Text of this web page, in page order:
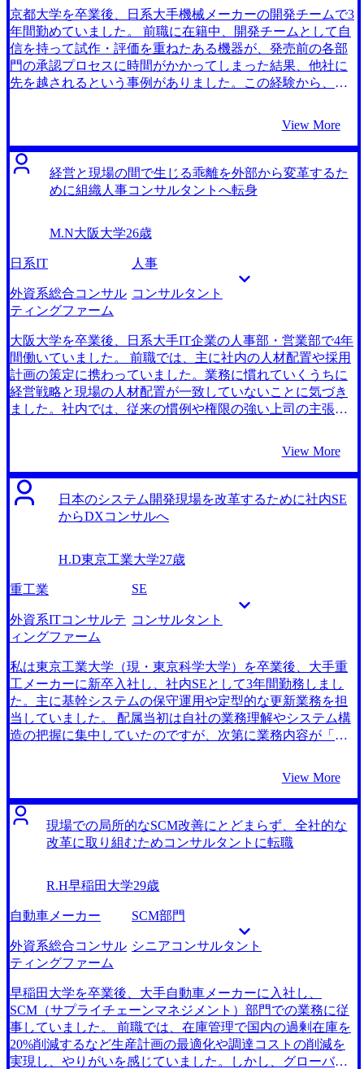
京都大学を卒業後、日系大手機械メーカーの開発チームで3
年間勤めていました。 前職に在籍中、開発チームとして自
信を持って試作・評価を重ねたある機器が、発売前の各部
門の承認プロセスに時間がかかってしまった結果、他社に
先を越されるという事例がありました。この経験から、製
になりました。 様々な商品が販売され淘汰されていく現代
では、よりスピード感を持った意思決定ができる環境が重
要だと痛感し、転職を意識するに至りました。 内部の開発
の立場から承認プロセスの変革を起こすことは難しいとい
サルタントという立場でもって、日本のメーカーの課題を
解決していきたいと考えました。また、実際に開発の現場
で働いていた経験を活かせる職種が良いという希望にも、
コンサルタントは当てはまっていました。 大手エージェン
ト1社とMyVisionさんの計2社です。 担当の峯岸さんはコン
の実績が豊富にあり、この人ならばと感じたからです。 峯
岸さんは、私の転職のきっかけや志向を真剣に聞いたうえ
で、様々なファームをいくつも提案してくださり、引き出
しの多さに驚きました。より多くの選択肢を持ったうえで
絞っていくことでより満足のいく転職ができると考え、
リア観を明確にすることができました。当初からなぜ同業
他社に転職するのではなく、コンサルタントになるのか？
という点が深掘りされるのではないかと予想していたので
すが、自分一人では誰もが納得できるような回答を用意す
ることができていませんでした。 峯岸さんと話す中で、や
し、日本産業の地位向上につなげられるのはコンサルタン
気持ちを伝えたことで、内定できたのだと思います。
MyVisionさんにお願いしたことで、自身が求める仕事や職
場環境を明確化したうえで、最も志向に合うファームを選
べたことです。これが満足いく転職ができた一番の要因で
はないかと思います。 感情を乗せて話すことが苦手だった
ので、初期からMyVisionさんとの面接対策に加えて、自身
で鏡などを使って表情を確認しながら練習しておくとよか
ったと思います。 転職前は年収550万円、転職後は年収650
万円となりました。
View More
経営と現場の間で生じる乖離を外部から変革するた
めに組織人事コンサルタントへ転身
M.N大阪大学26歳
日系IT 人事
外資系総合コンサル
ティングファーム
コンサルタント
大阪大学を卒業後、日系大手IT企業の人事部・営業部で4年
間働いていました。 前職では、主に社内の人材配置や採用
計画の策定に携わっていました。業務に慣れていくうちに
経営戦略と現場の人材配置が一致していないことに気づき
ました。社内では、従来の慣例や権限の強い上司の主張が
革を行うことはほとんどできず、業務への不満が蓄積され
転職を意識するようになりました。 コンサルティングファ
ームで働く友人から、コンサルという外部の立場からな
ら、経営戦略に即した組織人事制度に変革できる可能性が
や硬直した組織文化に向き合っていた経験を活かし、外部
の社内事情に囚われすぎることのない立場から変革を進め
たいと思いました。また、外資系ならではのファーム内の
柔軟な組織運営にも学びがあるのではないかと考えまし
た。 MyVisionさん1社のみです。 担当の峯岸さんは、コン
希望にマッチするポジションをご提案いただけたからで
す。峯岸さんの具体的な転職活動やファームの説明を踏ま
えて、他社のお話は聞かずMyVisionさんにお願いすること
にしました。 相談などがあって連絡した際、すぐに返信を
頂けたので非常に安心して頼ることができました。前職の
私一人で転職活動をしていたらきっと前職と両立できてい
なかったと思います。ありがとうございました。 峯岸さん
とケース面接の練習を積めたことです。人事だったことも
あり、ビヘイビア面接には自信がありましたが、ケース面
接は初めてで不安でしたが、一対一でフィードバックをも
回答できるようになりました。 自信があったとはいえ、ビ
ったかもしれません。 転職前は年収650万円、転職後は年収
720万円となりました。
View More
日本のシステム開発現場を改革するために社内SE
からDXコンサルへ
H.D東京工業大学27歳
重工業 SE
外資系ITコンサルテ
ィングファーム
コンサルタント
私は東京工業大学（現・東京科学大学）を卒業後、大手重
工メーカーに新卒入社し、社内SEとして3年間勤務しまし
た。主に基幹システムの保守運用や定型的な更新業務を担
当していました。 配属当初は自社の業務理解やシステム構
造の把握に集中していたのですが、次第に業務内容が「現
り使いやすい機能を提案しても「新しいことをしたら、引
継ぎが難しい」「ROIを示すことが難しい」と却下されるこ
とが多く、システムを改善してより良くしていく姿勢が組
織全体として弱いことに疑問を持ちました。 また、評価制
環境に身を置きたいと感じ、転職を考え始めました。 これ
まで培ったITの知見を活かしつつ、より経営に近い立場で
価値提供ができる仕事に就きたいと考え、ITコンサルタン
トを志望しました。大学の同期が最近コンサルタントに転
職したという話を聞いたことにも後押しされました。特に
カルチャーの中で実力を正当に評価してもらえること、ま
たITシステムの改善を通じて多様な業界のクライアントと
関わることで自分自身の視野やスキルを広げられる点に強
く惹かれました。 大手人材会社1社と、MyVisionさんの2社
です。 重工業界を経験された峯岸さんにご担当いただけた
View More
現場での局所的なSCM改善にとどまらず、全社的な
改革に取り組むためコンサルタントに転職
R.H早稲田大学29歳
自動車メーカー SCM部門
外資系総合コンサル
ティングファーム
シニアコンサルタント
早稲田大学を卒業後、大手自動車メーカーに入社し、
SCM（サプライチェーンマネジメント）部門での業務に従
事していました。 前職では、在庫管理で国内の過剰在庫を
20%削減するなど生産計画の最適化や調達コストの削減を
実現し、やりがいを感じていました。しかし、グローバル